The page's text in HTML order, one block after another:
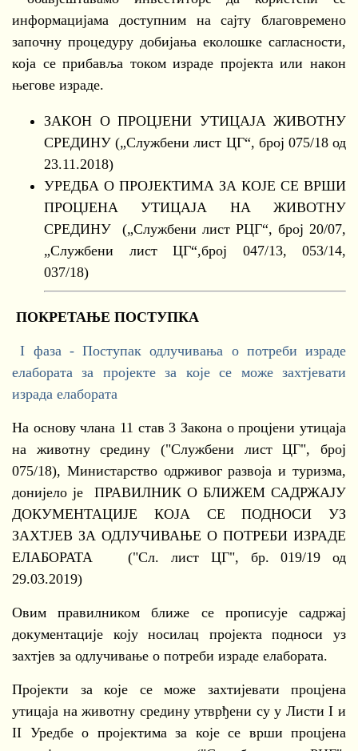
информацијама доступним на сајту благовремено
започну процедуру добијања еколошке сагласности,
која се прибавља током израде пројекта или након
његове израде.
ЗАКОН О ПРОЦЈЕНИ УТИЦАЈА ЖИВОТНУ
СРЕДИНУ („Службени лист ЦГ“, број 075/18 од
23.11.2018)
УРЕДБА О ПРОЈЕКТИМА ЗА КОЈЕ СЕ ВРШИ
ПРОЦЈЕНА УТИЦАЈА НА ЖИВОТНУ
СРЕДИНУ („Службени лист РЦГ“, број 20/07,
„Службени лист ЦГ“,број 047/13, 053/14,
037/18)
ПОКРЕТАЊЕ ПОСТУПКА
I фаза - Поступак одлучивања о потреби израде
елабората за пројекте за које се може захтјевати
израда елабората
На основу члана 11 став 3 Закона о процјени утицаја
на животну средину ("Службени лист ЦГ", број
075/18), Министарство одрживог развоја и туризма,
донијело је ПРАВИЛНИК О БЛИЖЕМ САДРЖАЈУ
ДОКУМЕНТАЦИЈЕ КОЈА СЕ ПОДНОСИ УЗ
ЗАХТЈЕВ ЗА ОДЛУЧИВАЊЕ О ПОТРЕБИ ИЗРАДЕ
ЕЛАБОРАТА ("Сл. лист ЦГ", бр. 019/19 од
29.03.2019)
Овим правилником ближе се прописује садржај
документације коју носилац пројекта подноси уз
захтјев за одлучивање о потреби израде елабората.
Пројекти за које се може захтијевати процјена
утицаја на животну средину утврђени су у Листи I и
II Уредбе о пројектима за које се врши процјена